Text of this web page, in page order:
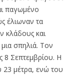
παγωμένο
έλιωναν τα
κλάδους και
σπηλιά. Τον
8 Σεπτεμβρίου. Η
23 μέτρα, ενώ του